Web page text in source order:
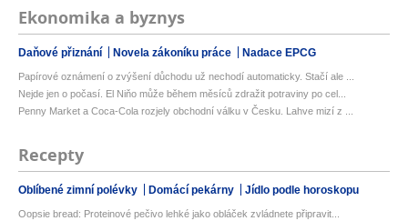
Ekonomika a byznys
Daňové přiznání Novela zákoníku práce Nadace EPCG
Papírové oznámení o zvýšení důchodu už nechodí automaticky. Stačí ale ...
Nejde jen o počasí. El Niňo může během měsíců zdražit potraviny po cel...
Penny Market a Coca-Cola rozjely obchodní válku v Česku. Lahve mizí z ...
Recepty
Oblíbené zimní polévky Domácí pekárny Jídlo podle horoskopu
Oopsie bread: Proteinové pečivo lehké jako obláček zvládnete připravit...